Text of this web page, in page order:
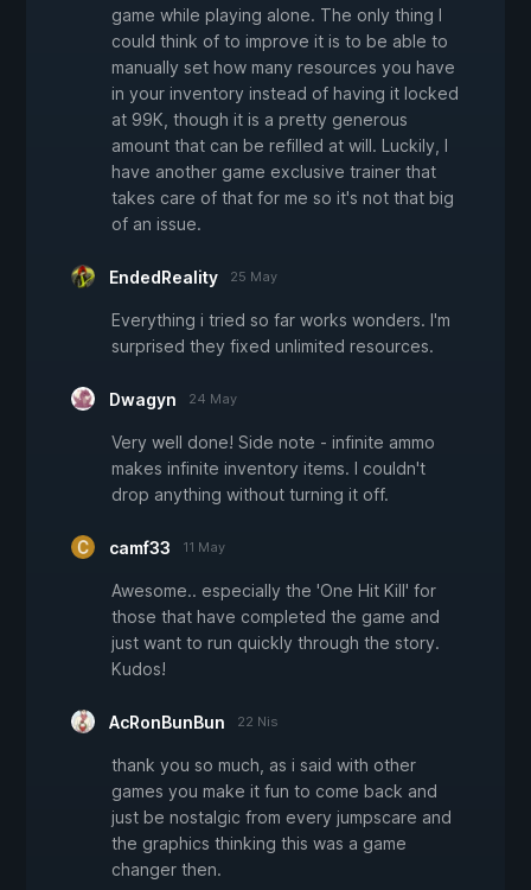
game while playing alone. The only thing I
could think of to improve it is to be able to
manually set how many resources you have
in your inventory instead of having it locked
at 99K, though it is a pretty generous
amount that can be refilled at will. Luckily, I
have another game exclusive trainer that
takes care of that for me so it's not that big
of an issue.
EndedReality 25 May
Everything i tried so far works wonders. I'm
surprised they fixed unlimited resources.
Dwagyn 24 May
Very well done! Side note - infinite ammo
makes infinite inventory items. I couldn't
drop anything without turning it off.
camf33 11 May
Awesome.. especially the 'One Hit Kill' for
those that have completed the game and
just want to run quickly through the story.
Kudos!
AcRonBunBun 22 Nis
thank you so much, as i said with other
games you make it fun to come back and
just be nostalgic from every jumpscare and
the graphics thinking this was a game
changer then.